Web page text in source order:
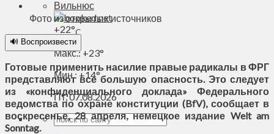
Вильнюс
+22°C
Макс.:+23°
Мин.: +14°
Пт, 07.08.2026
Фото из открытых источников
🔊 Воспроизвести
Готовые применить насилие правые радикалы в ФРГ
представляют все большую опасность. Это следует
из «конфиденциального доклада» Федерального
ведомства по охране конституции (BfV), сообщает в
воскресенье, 28 апреля, немецкое издание Welt am
Sonntag.